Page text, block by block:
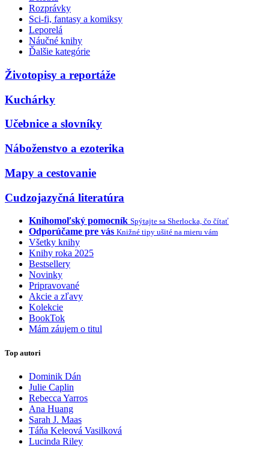
Rozprávky
Sci-fi, fantasy a komiksy
Leporelá
Náučné knihy
Ďalšie kategórie
Životopisy a reportáže
Kuchárky
Učebnice a slovníky
Náboženstvo a ezoterika
Mapy a cestovanie
Cudzojazyčná literatúra
Knihomoľský pomocník Spýtajte sa Sherlocka, čo čítať
Odporúčame pre vás Knižné tipy ušité na mieru vám
Všetky knihy
Knihy roka 2025
Bestsellery
Novinky
Pripravované
Akcie a zľavy
Kolekcie
BookTok
Mám záujem o titul
Top autori
Dominik Dán
Julie Caplin
Rebecca Yarros
Ana Huang
Sarah J. Maas
Táňa Keleová Vasilková
Lucinda Riley